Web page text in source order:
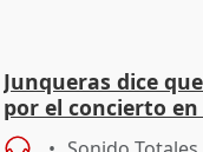
Junqueras dice
por el concierto